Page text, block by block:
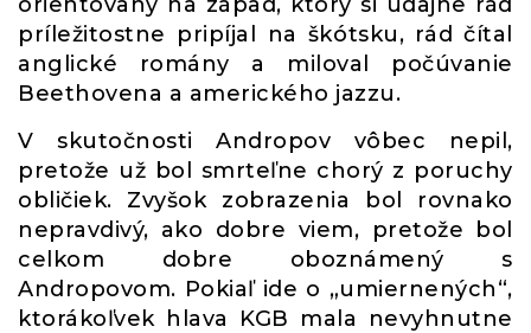
príležitostne pripíjal na škótsku, rád čítal
anglické romány a miloval počúvanie
Beethovena a amerického jazzu.
V skutočnosti Andropov vôbec nepil,
pretože už bol smrteľne chorý z poruchy
obličiek. Zvyšok zobrazenia bol rovnako
nepravdivý, ako dobre viem, pretože bol
celkom dobre oboznámený s
Andropovom. Pokiaľ ide o „umiernených“,
ktorákoľvek hlava KGB mala nevyhnutne